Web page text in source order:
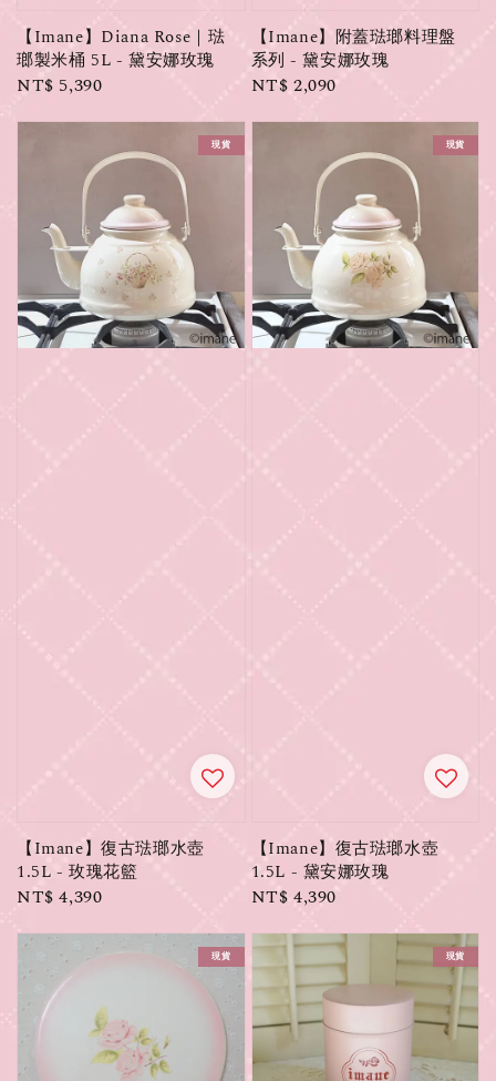
【Imane】Diana Rose｜琺
瑯製米桶 5L - 黛安娜玫瑰
Regular
NT$ 5,390
【Imane】附蓋琺瑯料理盤
系列 - 黛安娜玫瑰
Regular
NT$ 2,090
現貨
【Imane】復古琺瑯水壺
1.5L - 玫瑰花籃
Regular
NT$ 4,390
現貨
【Imane】復古琺瑯水壺
1.5L - 黛安娜玫瑰
Regular
NT$ 4,390
現貨 現貨